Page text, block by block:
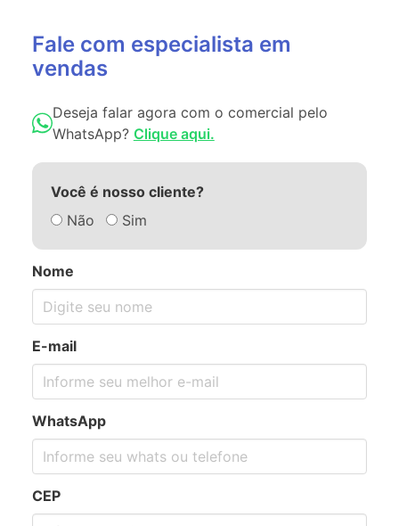
Fale com especialista em
vendas
Deseja falar agora com o comercial pelo
WhatsApp? Clique aqui.
Você é nosso cliente?
Não
Sim
Nome
E-mail
WhatsApp
CEP